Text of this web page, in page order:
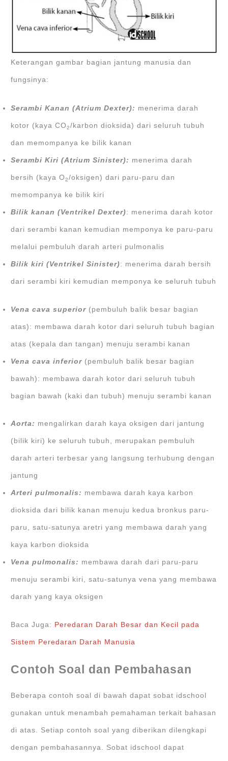
Keterangan gambar bagian jantung manusia dan
fungsinya:
Serambi Kanan (Atrium Dexter): menerima darah
kotor (kaya CO2/karbon dioksida) dari seluruh tubuh
dan memompanya ke bilik kanan
Serambi Kiri (Atrium Sinister): menerima darah
bersih (kaya O2/oksigen) dari paru-paru dan
memompanya ke bilik kiri
Bilik kanan (Ventrikel Dexter): menerima darah kotor
dari serambi kanan kemudian memponya ke paru-paru
melalui pembuluh darah arteri pulmonalis
Bilik kiri (Ventrikel Sinister): menerima darah bersih
dari serambi kiri kemudian memponya ke seluruh tubuh
Vena cava superior (pembuluh balik besar bagian
atas): membawa darah kotor dari seluruh tubuh bagian
atas (kepala dan tangan) menuju serambi kanan
Vena cava inferior (pembuluh balik besar bagian
bawah): membawa darah kotor dari seluruh tubuh
bagian bawah (kaki dan tubuh) menuju serambi kanan
Aorta: mengalirkan darah kaya oksigen dari jantung
(bilik kiri) ke seluruh tubuh, merupakan pembuluh
darah arteri terbesar yang langsung terhubung dengan
jantung
Arteri pulmonalis: membawa darah kaya karbon
dioksida dari bilik kanan menuju kedua bronkus paru-
paru, satu-satunya aretri yang membawa darah yang
kaya karbon dioksida
Vena pulmonalis: membawa darah dari paru-paru
menuju serambi kiri, satu-satunya vena yang membawa
darah yang kaya oksigen
Baca Juga: Peredaran Darah Besar dan Kecil pada
Sistem Peredaran Darah Manusia
Contoh Soal dan Pembahasan
Beberapa contoh soal di bawah dapat sobat idschool
gunakan untuk menambah pemahaman terkait bahasan
di atas. Setiap contoh soal yang diberikan dilengkapi
dengan pembahasannya. Sobat idschool dapat